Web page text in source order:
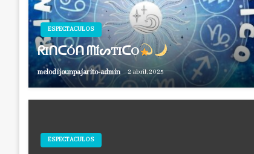
ESPECTACULOS
ᖇIᑎᑕÓᑎ ᗰÍᔕTIᑕO
melodijounpajarito-admin 2 abril, 2025
ESPECTACULOS